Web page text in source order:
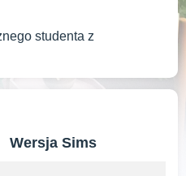
studenta z
Wersja Sims